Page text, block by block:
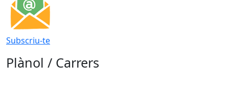
Subscriu-te
Plànol / Carrers